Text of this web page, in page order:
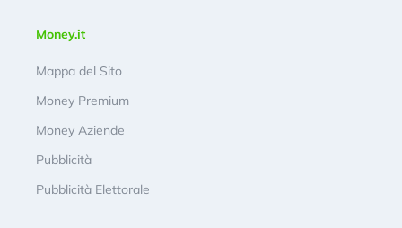
Money.it
Mappa del Sito
Money Premium
Money Aziende
Pubblicità
Pubblicità Elettorale